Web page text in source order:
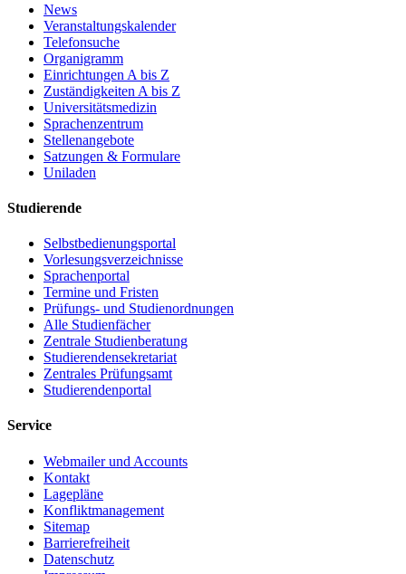
News
Veranstaltungskalender
Telefonsuche
Organigramm
Einrichtungen A bis Z
Zuständigkeiten A bis Z
Universitätsmedizin
Sprachenzentrum
Stellenangebote
Satzungen & Formulare
Uniladen
Studierende
Selbstbedienungsportal
Vorlesungsverzeichnisse
Sprachenportal
Termine und Fristen
Prüfungs- und Studienordnungen
Alle Studienfächer
Zentrale Studienberatung
Studierendensekretariat
Zentrales Prüfungsamt
Studierendenportal
Service
Webmailer und Accounts
Kontakt
Lagepläne
Konfliktmanagement
Sitemap
Barrierefreiheit
Datenschutz